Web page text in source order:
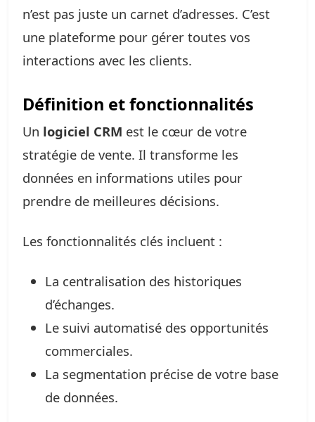
n’est pas juste un carnet d’adresses. C’est
une plateforme pour gérer toutes vos
interactions avec les clients.
Définition et fonctionnalités
Un logiciel CRM est le cœur de votre
stratégie de vente. Il transforme les
données en informations utiles pour
prendre de meilleures décisions.
Les fonctionnalités clés incluent :
La centralisation des historiques
d’échanges.
Le suivi automatisé des opportunités
commerciales.
La segmentation précise de votre base
de données.